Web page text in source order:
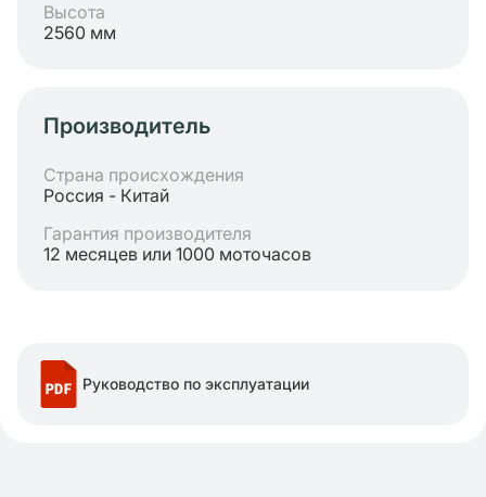
Высота
2560 мм
Производитель
Страна происхождения
Россия - Китай
Гарантия производителя
12 месяцев или 1000 моточасов
Руководство по эксплуатации